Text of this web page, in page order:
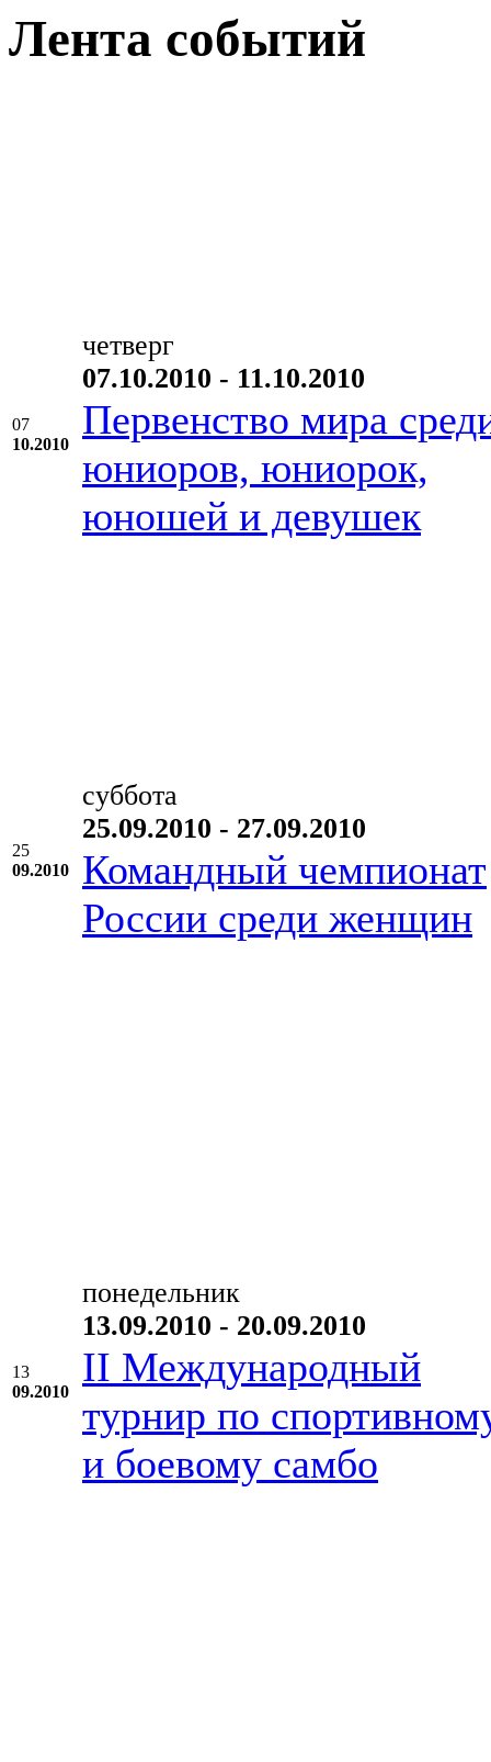
Лента событий
07
10.2010
четверг
07.10.2010 - 11.10.2010
Первенство мира
юниоров, юниорок,
юношей и девушек
25
09.2010
суббота
25.09.2010 - 27.09.2010
Командный чемпионат
России среди женщин
13
09.2010
понедельник
13.09.2010 - 20.09.2010
II Международный
турнир по
и боевому самбо